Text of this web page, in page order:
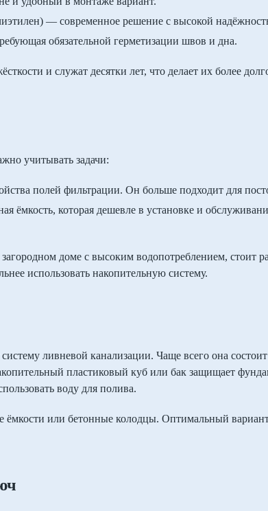
— современное решение с высокой
обязательной герметизации швов и дна.
и служат десятки лет, что делает их более
учитывать задачи:
полей фильтрации. Он больше подходит для
ёмкость, которая дешевле в установке и
доме с высоким водопотреблением, стоит
использовать накопительную систему.
ливневой канализации. Чаще всего она
пластиковый куб или бак защищает
воду для полива.
или бетонные колодцы. Оптимальный